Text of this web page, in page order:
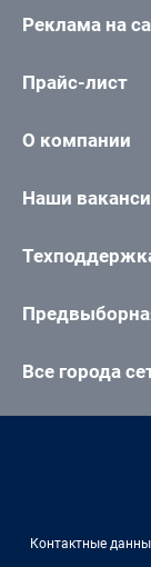
Реклама на
Прайс-лист
О компании
Наши
Все города
Контактные